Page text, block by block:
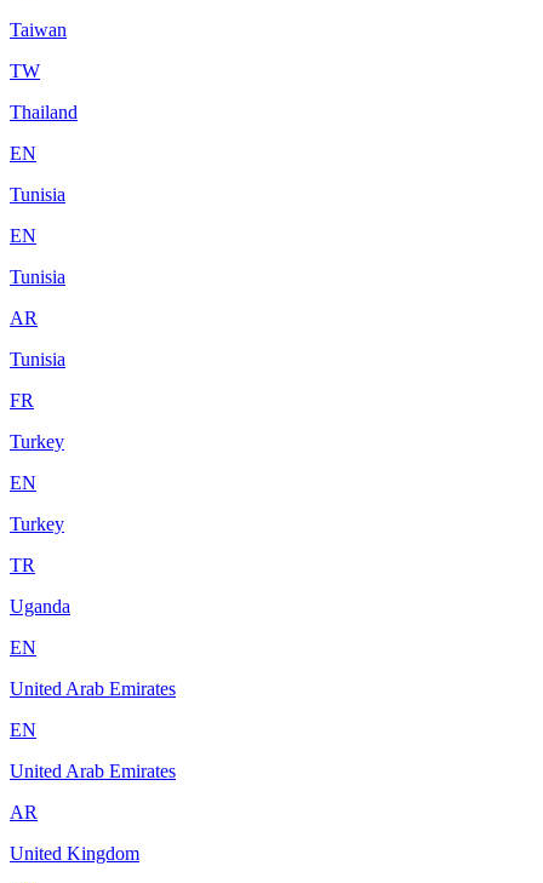
Taiwan
TW
Thailand
EN
Tunisia
EN
Tunisia
AR
Tunisia
FR
Turkey
EN
Turkey
TR
Uganda
EN
United Arab Emirates
EN
United Arab Emirates
AR
United Kingdom